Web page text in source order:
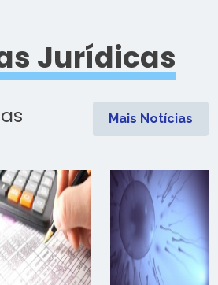
Jurídicas
Mais Notícias